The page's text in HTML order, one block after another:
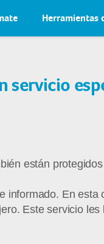
Herramientas
servicio
están
informado. En
Este servicio